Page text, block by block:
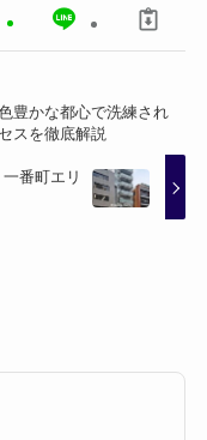
豊かな都心で洗練され
スを徹底解説
番町エリ